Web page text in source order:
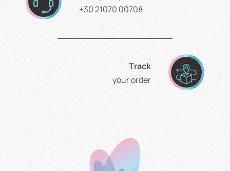
+30 21070 00708
Τrack
your order